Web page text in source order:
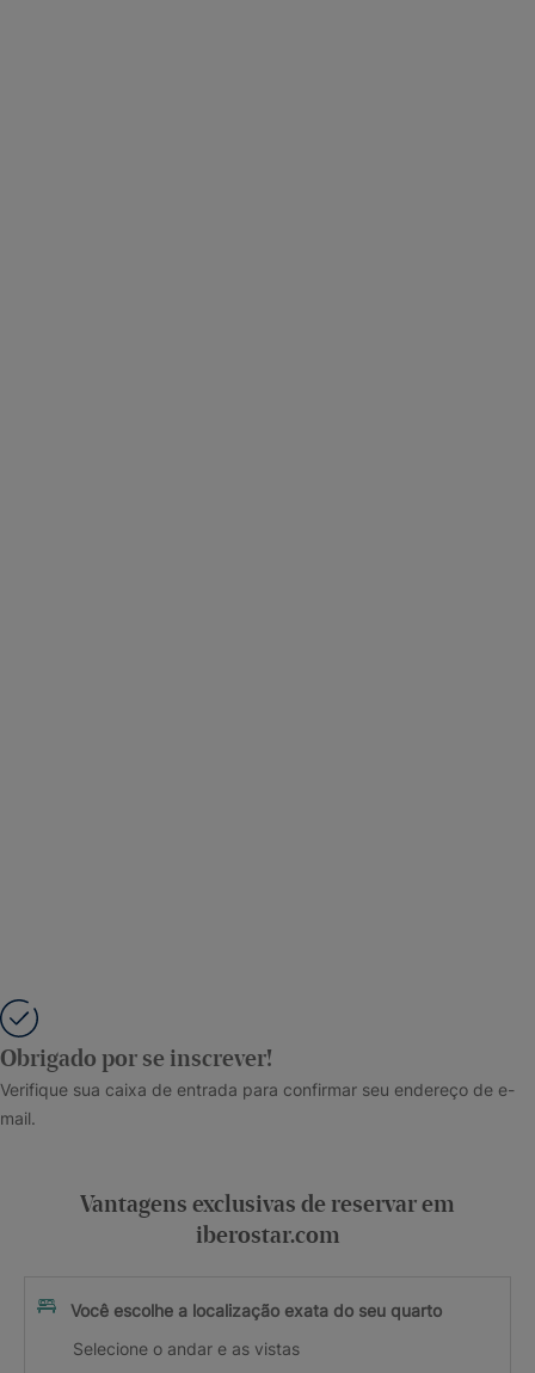
Obrigado por se inscrever!
Verifique sua caixa de entrada para confirmar seu endereço de e-
mail.
Vantagens exclusivas de reservar em
iberostar.com
Você escolhe a localização exata do seu quarto
Selecione o andar e as vistas